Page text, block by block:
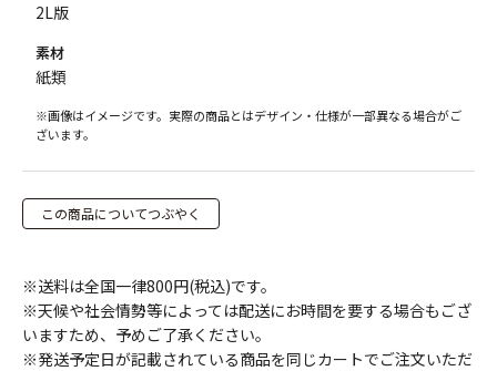
2L版
素材
紙類
※画像はイメージです。実際の商品とはデザイン・仕様が一部異なる場合がご
ざいます。
この商品についてつぶやく
※送料は全国一律800円(税込)です。
※天候や社会情勢等によっては配送にお時間を要する場合もござ
いますため、予めご了承ください。
※発送予定日が記載されている商品を同じカートでご注文いただ